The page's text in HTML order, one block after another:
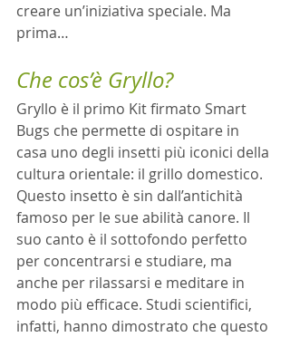
creare un’iniziativa speciale. Ma
prima…
Che cos’è Gryllo?
Gryllo è il primo Kit firmato Smart
Bugs che permette di ospitare in
casa uno degli insetti più iconici della
cultura orientale: il grillo domestico.
Questo insetto è sin dall’antichità
famoso per le sue abilità canore. Il
suo canto è il sottofondo perfetto
per concentrarsi e studiare, ma
anche per rilassarsi e meditare in
modo più efficace. Studi scientifici,
infatti, hanno dimostrato che questo